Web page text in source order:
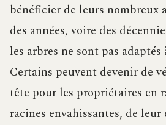
bénéficier de leurs nombreux
des années, voire des
les arbres ne sont pas
Certains peuvent devenir de
tête pour les propriétaires en
racines envahissantes, de